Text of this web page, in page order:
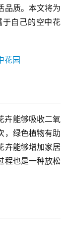
品质。本文将为
自己的空中花
卉能够吸收二氧
，绿色植物有助
卉能够增加家居
程也是一种放松